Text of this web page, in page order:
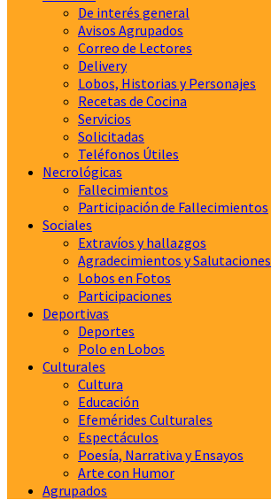
De interés general
Avisos Agrupados
Correo de Lectores
Delivery
Lobos, Historias y Personajes
Recetas de Cocina
Servicios
Solicitadas
Teléfonos Útiles
Necrológicas
Fallecimientos
Participación de Fallecimientos
Sociales
Extravíos y hallazgos
Agradecimientos y Salutaciones
Lobos en Fotos
Participaciones
Deportivas
Deportes
Polo en Lobos
Culturales
Cultura
Educación
Efemérides Culturales
Espectáculos
Poesía, Narrativa y Ensayos
Arte con Humor
Agrupados